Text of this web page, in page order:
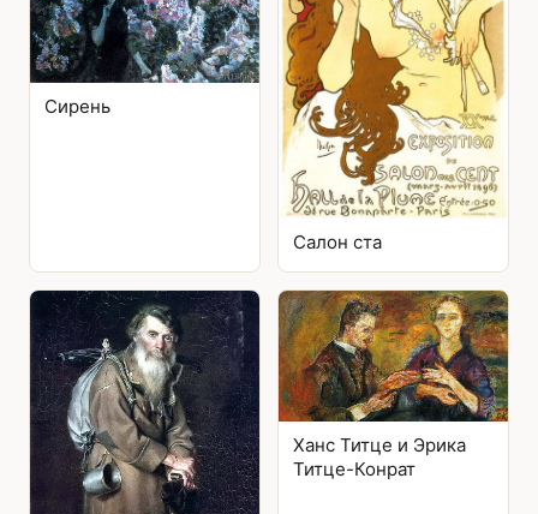
Сирень
Салон ста
Ханс Титце и Эрика
Титце-Конрат